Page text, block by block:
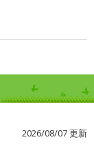
2026/08/07 更新